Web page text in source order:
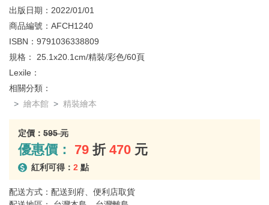
出版日期： 2022/01/01
商品編號： AFCH1240
ISBN： 9791036338809
規格： 25.1x20.1cm/精裝/彩色/60頁
Lexile：
相關分類：
繪本館
精裝繪本
定價： 595 元
優惠價： 79 折 470 元
紅利可得： 2 點
配送方式：配送到府、便利店取貨